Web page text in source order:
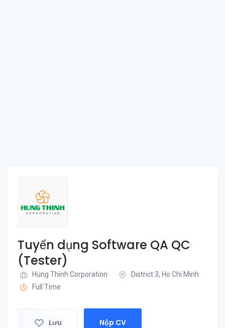
Tuyển dụng Software QA QC
(Tester)
Hung Thinh Corporation
District 3, Ho Chi Minh
Full Time
Lưu Nộp CV